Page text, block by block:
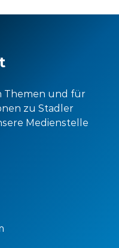
Themen und für
zu Stadler
Medienstelle